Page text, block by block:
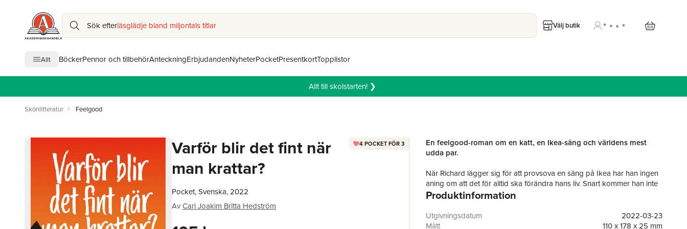
Sök efterläsglädje bland miljontals titlar Välj butik
Allt BöckerPennor och tillbehörAnteckningErbjudandenNyheterPocketPresentkortTopplistor
Allt till skolstarten! ❯
Skönlitteratur Feelgood
Varför blir det fint när
man krattar?
4 POCKET FÖR 3
Pocket, Svenska, 2022
AvCarl Joakim Britta Hedström
En feelgood-roman om en katt, en Ikea-säng och världens mest
udda par.
När Richard lägger sig för att provsova en säng på Ikea har han ingen
aning om att det för alltid ska förändra hans liv. Snart kommer han inte
längre att leva ensam och instängd i sig själv, utan dras ut på de
Mötet på Ikea blir upptakten till en hjärtevärmande berättelse som
Produktinformation
Utgivningsdatum
2022-03-23
Mått
110 x 178 x 25 mm